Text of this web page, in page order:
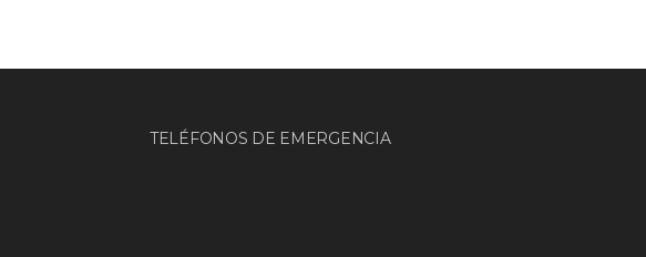
TELÉFONOS DE EMERGENCIA